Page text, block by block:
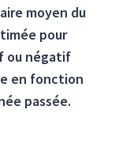
moyen du
pour
ou négatif
en fonction
passée.